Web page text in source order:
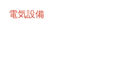
電気設備